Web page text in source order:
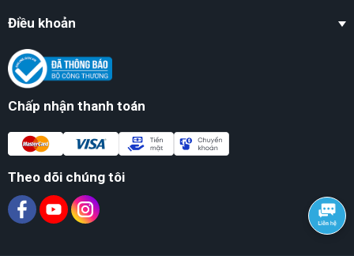
Điều khoản
Chấp nhận thanh toán
Theo dõi chúng tôi